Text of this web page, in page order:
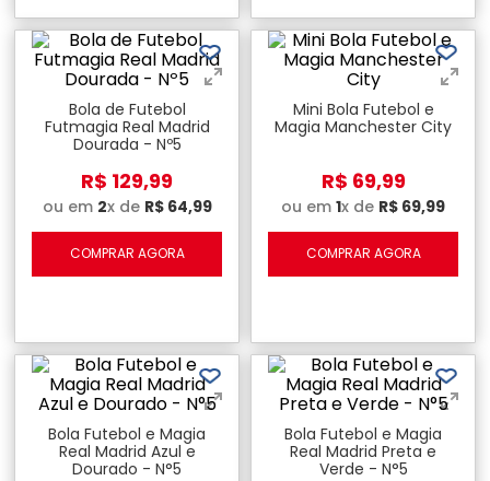
Bola de Futebol
Futmagia Real Madrid
Dourada - Nº5
R$ 129,99
ou em 2x de R$ 64,99
COMPRAR AGORA
Mini Bola Futebol e
Magia Manchester City
R$ 69,99
ou em 1x de R$ 69,99
COMPRAR AGORA
Bola Futebol e Magia
Real Madrid Azul e
Dourado - N°5
Bola Futebol e Magia
Real Madrid Preta e
Verde - N°5